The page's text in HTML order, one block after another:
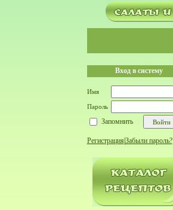
Вход в систему
Имя
Пароль
Запомнить
Регистрация Забыли пароль?